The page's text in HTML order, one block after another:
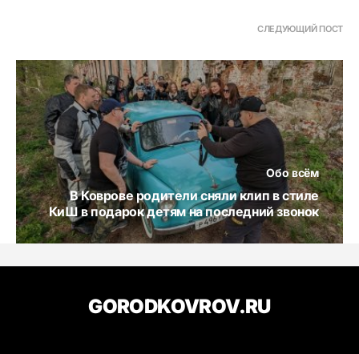
СЛЕДУЮЩИЙ ПОСТ
Обо всём
В Коврове родители сняли клип в стиле
КиШ в подарок детям на последний звонок
GORODKOVROV.RU